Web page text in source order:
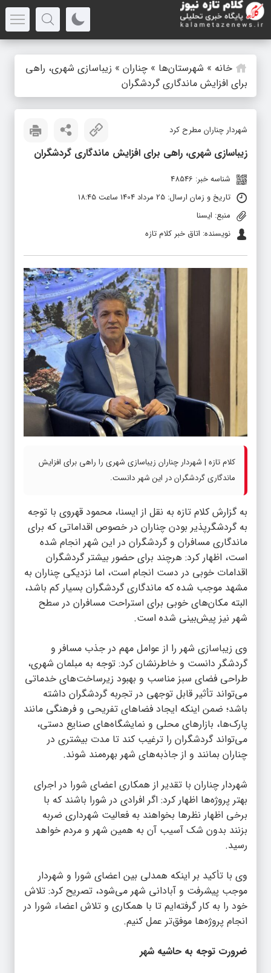
خانه » شهرستان‌ها » چناران » زیباسازی شهری، راهی
برای افزایش ماندگاری گردشگران
شهردار چناران مطرح کرد
زیباسازی شهری، راهی برای افزایش ماندگاری گردشگران
شناسه خبر: 48546
تاریخ و زمان ارسال: 25 مرداد 1404 ساعت 18:45
منبع: ایسنا
نویسنده: اتاق خبر کلام تازه
کلام تازه | شهردار چناران زیباسازی شهری را راهی برای افزایش
ماندگاری گردشگران در این شهر دانست.
به گزارش کلام تازه به نقل از ایسنا، محمود قهروی با توجه
به گردشگرپذیر بودن چناران در خصوص اقداماتی که برای
ماندگاری مسافران و گردشگران در این شهر انجام شده
است، اظهار کرد: هرچند برای حضور بیشتر گردشگران
اقدامات خوبی در دست انجام است، اما نزدیکی چناران به
مشهد موجب شده که ماندگاری گردشگران بسیار کم باشد،
البته مکان‌های خوبی برای استراحت مسافران در سطح
شهر نیز پیش‌بینی شده است.
وی زیباسازی شهر را از عوامل مهم در جذب مسافر و
گردشگر دانست و خاطرنشان کرد: توجه به مبلمان شهری،
طراحی فضای سبز مناسب و بهبود زیرساخت‌های خدماتی
می‌تواند تأثیر قابل توجهی در تجربه گردشگران داشته
باشد؛ ضمن اینکه ایجاد فضاهای تفریحی و فرهنگی مانند
پارک‌ها، بازارهای محلی و نمایشگاه‌های صنایع دستی،
می‌تواند گردشگران را ترغیب کند تا مدت بیشتری در
چناران بمانند و از جاذبه‌های شهر بهره‌مند شوند.
شهردار چناران با تقدیر از همکاری اعضای شورا در اجرای
بهتر پروژه‌ها اظهار کرد: اگر افرادی در شورا باشند که با
برخی اظهار نظرها بخواهند به فعالیت شهرداری ضربه
بزنند بدون شک آسیب آن به همین شهر و مردم خواهد
رسید.
وی با تأکید بر اینکه همدلی بین اعضای شورا و شهردار
موجب پیشرفت و آبادانی شهر می‌شود، تصریح کرد: تلاش
خود را به کار گرفته‌ایم تا با همکاری و تلاش اعضاء شورا در
انجام پروژه‌ها موفق‌تر عمل کنیم.
ضرورت توجه به حاشیه شهر